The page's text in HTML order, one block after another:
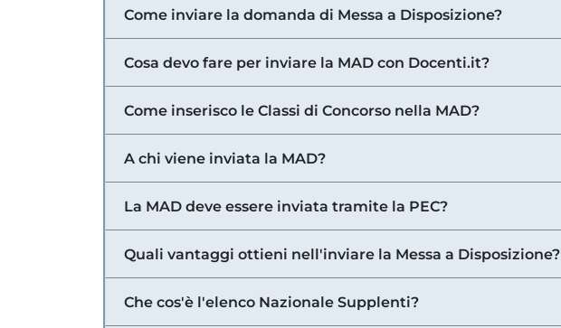
Come inviare la domanda di Messa a Disposizione?
Cosa devo fare per inviare la MAD con Docenti.it?
Come inserisco le Classi di Concorso nella MAD?
A chi viene inviata la MAD?
La MAD deve essere inviata tramite la PEC?
Quali vantaggi ottieni nell'inviare la Messa a Disposizione?
Che cos'è l'elenco Nazionale Supplenti?